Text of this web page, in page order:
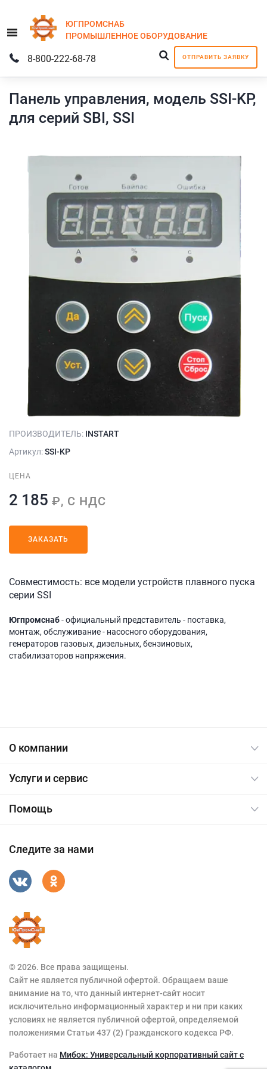
Menu
ЮГПРОМСНАБ
ПРОМЫШЛЕННОЕОБОРУДОВАНИЕ
ОТПРАВИТЬ ЗАЯВКУ
8-800-222-68-78
Панель управления, модель SSI-KP,
для серий SBI, SSI
ПРОИЗВОДИТЕЛЬ: INSTART
Артикул:SSI-KP
ЦЕНА
2 185 ₽, С НДС
ЗАКАЗАТЬ
Совместимость: все модели устройств плавного пуска
серии SSI
Югпромснаб- официальный представитель - поставка,
монтаж, обслуживание - насосного оборудования,
генераторов газовых, дизельных, бензиновых,
стабилизаторов напряжения.
О компании
Услуги и сервис
Помощь
Следите за нами
© 2026. Все права защищены.
Сайт не является публичной офертой. Обращаем ваше
внимание на то, что данный интернет-сайт носит
исключительно информационный характер и ни при каких
условиях не является публичной офертой, определяемой
положениями Статьи 437 (2) Гражданского кодекса РФ.
Работает на Мибок: Универсальный корпоративный сайт с